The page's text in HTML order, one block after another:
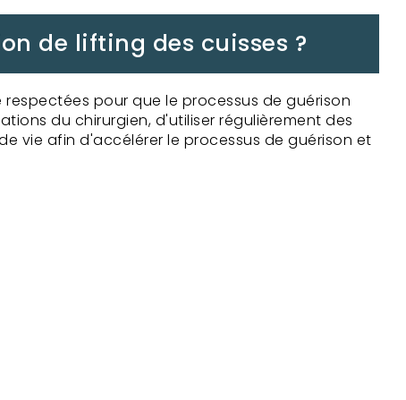
de lifting des cuisses ?
pour que le processus de guérison
du chirurgien, d'utiliser régulièrement des
vie afin d'accélérer le processus de guérison et